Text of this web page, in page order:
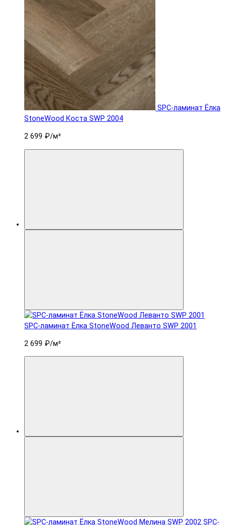
SPC-ламинат Ëлка
StoneWood Коста SWP 2004
2 699 ₽/м²
SPC-ламинат Ëлка StoneWood Леванто SWP 2001
2 699 ₽/м²
SPC-